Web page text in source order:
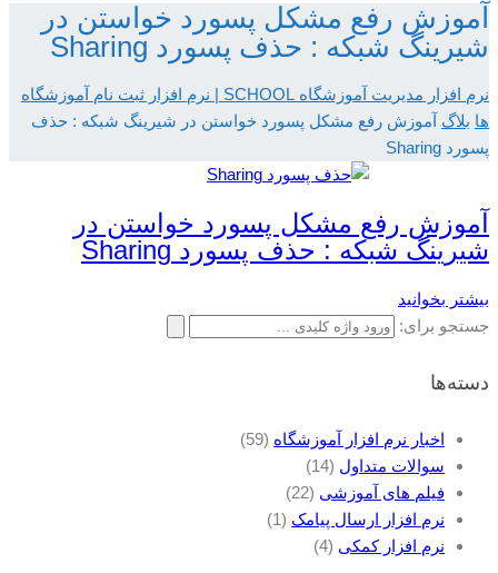
آموزش رفع مشکل پسورد خواستن در
شیرینگ شبکه : حذف پسورد Sharing
نرم افزار مدیریت آموزشگاه SCHOOL | نرم افزار ثبت نام آموزشگاه
ها بلاگ آموزش رفع مشکل پسورد خواستن در شیرینگ شبکه : حذف
پسورد Sharing
آموزش رفع مشکل پسورد خواستن در
شیرینگ شبکه : حذف پسورد Sharing
بیشتر بخوانید
جستجو برای:
دسته‌ها
اخبار نرم افزار آموزشگاه (59)
سوالات متداول (14)
فیلم های آموزشی (22)
نرم افزار ارسال پیامک (1)
نرم افزار کمکی (4)